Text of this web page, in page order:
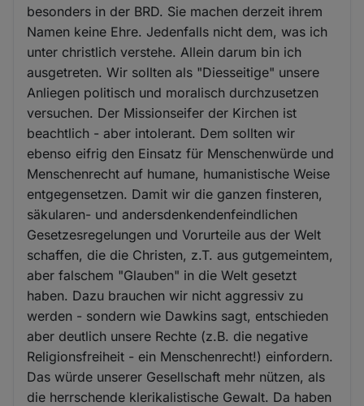
besonders in der BRD. Sie machen derzeit ihrem
Namen keine Ehre. Jedenfalls nicht dem, was ich
unter christlich verstehe. Allein darum bin ich
ausgetreten. Wir sollten als "Diesseitige" unsere
Anliegen politisch und moralisch durchzusetzen
versuchen. Der Missionseifer der Kirchen ist
beachtlich - aber intolerant. Dem sollten wir
ebenso eifrig den Einsatz für Menschenwürde und
Menschenrecht auf humane, humanistische Weise
entgegensetzen. Damit wir die ganzen finsteren,
säkularen- und andersdenkendenfeindlichen
Gesetzesregelungen und Vorurteile aus der Welt
schaffen, die die Christen, z.T. aus gutgemeintem,
aber falschem "Glauben" in die Welt gesetzt
haben. Dazu brauchen wir nicht aggressiv zu
werden - sondern wie Dawkins sagt, entschieden
aber deutlich unsere Rechte (z.B. die negative
Religionsfreiheit - ein Menschenrecht!) einfordern.
Das würde unserer Gesellschaft mehr nützen, als
die herrschende klerikalistische Gewalt. Da haben